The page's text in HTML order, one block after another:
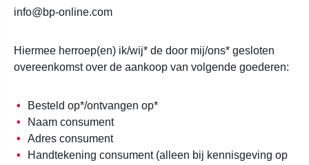
info@bp-online.com
Hiermee herroep(en) ik/wij* de door mij/ons* gesloten
overeenkomst over de aankoop van volgende goederen:
Besteld op*/ontvangen op*
Naam consument
Adres consument
Handtekening consument (alleen bij kennisgeving op